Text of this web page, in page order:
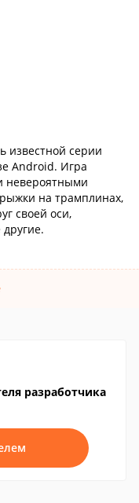
известной серии
Android. Игра
невероятными
на трамплинах,
своей оси,
разработчика